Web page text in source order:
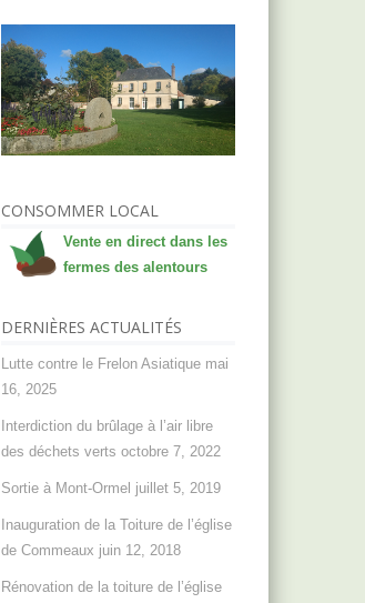
CONSOMMER LOCAL
Vente en direct dans les
fermes des alentours
DERNIÈRES ACTUALITÉS
Lutte contre le Frelon Asiatique mai
16, 2025
Interdiction du brûlage à l’air libre
des déchets verts octobre 7, 2022
Sortie à Mont-Ormel juillet 5, 2019
Inauguration de la Toiture de l’église
de Commeaux juin 12, 2018
Rénovation de la toiture de l’église